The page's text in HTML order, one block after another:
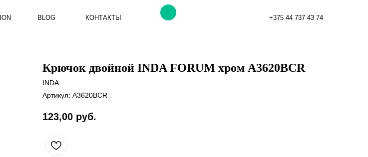
BLOG КОНТАКТЫ
Крючок двойной INDA FORUM хром A3620BCR
INDA
Артикул: A3620BCR
123,00 руб.